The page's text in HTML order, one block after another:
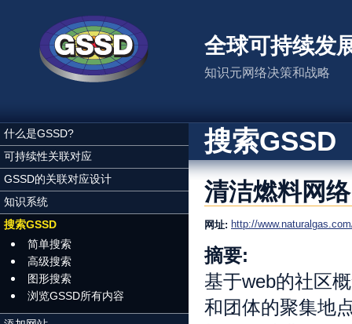
全球可持续发
知识元网络决策和战略
什么是GSSD?
可持续性关联对应
GSSD的关联对应设计
知识系统
搜索GSSD
简单搜索
高级搜索
图形搜索
浏览GSSD所有内容
搜索GSSD
清洁燃料网络
网址: http://
摘要:
基于web的社区
和团体的聚集地